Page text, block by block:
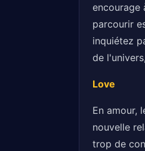
encourage
parcourir
inquiétez
de
Love
En amour,
nouvelle
trop de